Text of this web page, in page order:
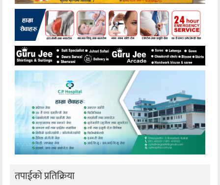
तपाईको प्रतिक्रिया